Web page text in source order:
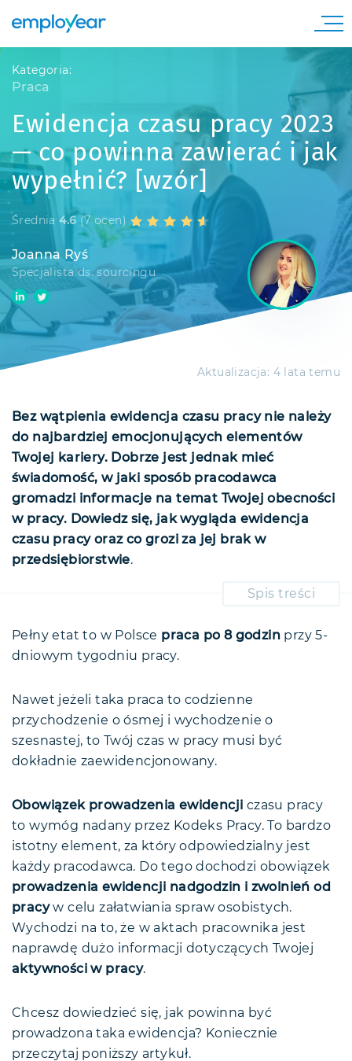
Kategoria:
Praca
Ewidencja czasu pracy 2023
— co powinna zawierać i jak
wypełnić? [wzór]
Średnia4.6 (7 ocen)
Joanna Ryś
Specjalista ds. sourcingu
Aktualizacja: 4 lata temu
Bez wątpienia ewidencja czasu pracy nie należy
do najbardziej emocjonujących elementów
Twojej kariery. Dobrze jest jednak mieć
świadomość, w jaki sposób pracodawca
gromadzi informacje na temat Twojej obecności
w pracy. Dowiedz się, jak wygląda ewidencja
czasu pracy oraz co grozi za jej brak w
przedsiębiorstwie.
Spis treści
Poświadczanie obecności
Ewidencja czasu pracy — zmiany w
Ewidencja czasu pracy w praktyce
Ewidencja czasu pracy — wzór 2023
Co w przypadku braku ewidencji czasu
pracy?
Ewidencja przy umowach
cywilnoprawnych
Ewidencja czasu pracy — FAQ
Pełny etat to w Polsce praca po 8 godzin przy 5-
dniowym tygodniu pracy.
Nawet jeżeli taka praca to codzienne
przychodzenie o ósmej i wychodzenie o
szesnastej, to Twój czas w pracy musi być
dokładnie zaewidencjonowany.
Obowiązek prowadzenia ewidencji czasu pracy
to wymóg nadany przez Kodeks Pracy. To bardzo
istotny element, za który odpowiedzialny jest
każdy pracodawca. Do tego dochodzi obowiązek
prowadzenia ewidencji nadgodzin i zwolnień od
pracyw celu załatwiania spraw osobistych.
Wychodzi na to, że w aktach pracownika jest
naprawdę dużo informacji dotyczących Twojej
aktywności w pracy.
Chcesz dowiedzieć się, jak powinna być
prowadzona taka ewidencja? Koniecznie
przeczytaj poniższy artykuł.